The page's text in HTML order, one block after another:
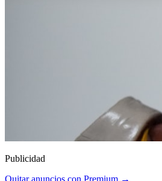
Publicidad
Quitar anuncios con Premium →